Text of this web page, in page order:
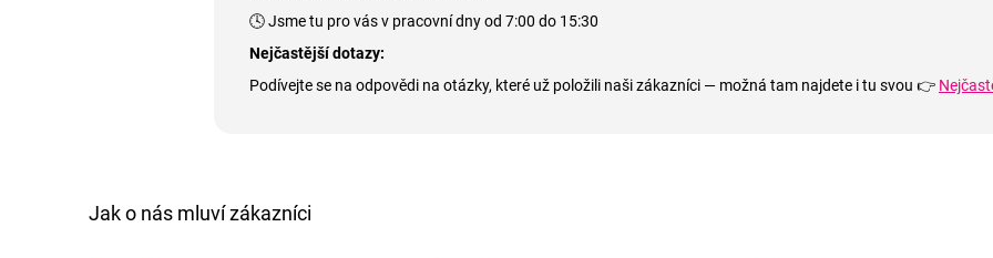
🕓 Jsme tu pro vás v pracovní dny od 7:00 do 15:30
Nejčastější dotazy:
Podívejte se na odpovědi na otázky, které už položili naši zákazníci — možná tam najdete i tu svou 👉